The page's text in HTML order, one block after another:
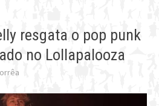
resgata o pop punk
no Lollapalooza